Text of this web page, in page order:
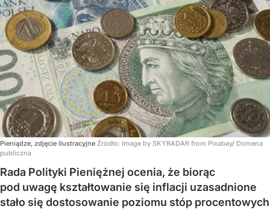
Pieniądze, zdjęcie ilustracyjne Źródło: Image by SKYRADAR from Pixabay/ Domena
publiczna
Rada Polityki Pieniężnej ocenia, że biorąc
pod uwagę kształtowanie się inflacji uzasadnione
stało się dostosowanie poziomu stóp procentowych